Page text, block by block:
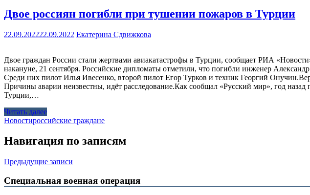
Двое россиян погибли при тушении пожаров в Турции
22.09.202222.09.2022 Екатерина Сдвижкова
Двое граждан России стали жертвами авиакатастрофы в Турции, сообщает РИА
накануне, 21 сентября. Российские дипломаты отметили, что погибли инженер
Среди них пилот Илья Ивесенко, второй пилот Егор Турков и техник Георгий
Причины аварии неизвестны, идёт расследование.Как сообщал «Русский мир», год
Турции,…
Читать далее
Новостироссийские граждане
Навигация по записям
Предыдущие записи
Специальная военная операция